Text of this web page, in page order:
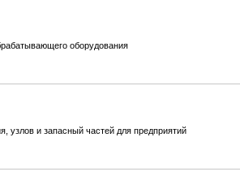
оборудования
узлов и запасный частей для предприятий